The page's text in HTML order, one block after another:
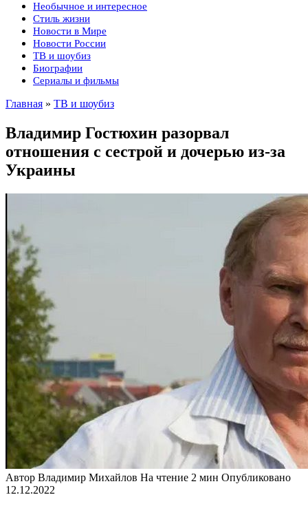
Необычное и интересное
Стиль жизни
Новости в Мире
Новости России
ТВ и шоубиз
Биографии
Сериалы и фильмы
Главная » ТВ и шоубиз
Владимир Гостюхин разорвал
отношения с сестрой и дочерью из-за
Украины
Автор Владимир Михайлов На чтение 2 мин Опубликовано
12.12.2022